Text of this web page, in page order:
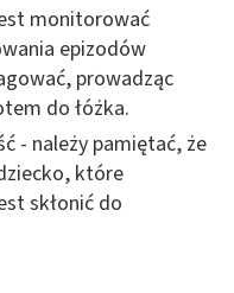
monitorować
epizodów
prowadząc
do łóżka.
- należy pamiętać, że
które
skłonić do